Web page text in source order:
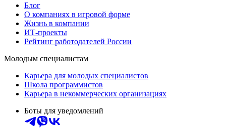
Блог
О компаниях в игровой форме
Жизнь в компании
ИТ-проекты
Рейтинг работодателей России
Молодым специалистам
Карьера для молодых специалистов
Школа программистов
Карьера в некоммерческих организациях
Боты для уведомлений